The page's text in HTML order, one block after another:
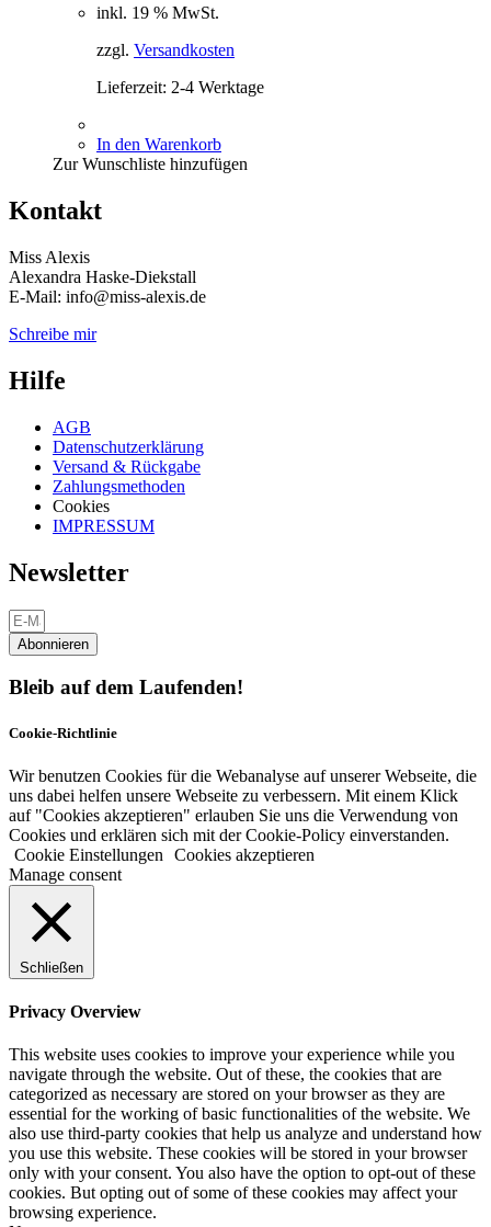
inkl. 19 % MwSt.
zzgl. Versandkosten
Lieferzeit: 2-4 Werktage
In den Warenkorb
Zur Wunschliste hinzufügen
Kontakt
Miss Alexis
Alexandra Haske-Diekstall
E-Mail: info@miss-alexis.de
Schreibe mir
Hilfe
AGB
Datenschutzerklärung
Versand & Rückgabe
Zahlungsmethoden
Cookies
IMPRESSUM
Newsletter
Abonnieren
Bleib auf dem Laufenden!
Cookie-Richtlinie
Wir benutzen Cookies für die Webanalyse auf unserer Webseite, die
uns dabei helfen unsere Webseite zu verbessern. Mit einem Klick
auf "Cookies akzeptieren" erlauben Sie uns die Verwendung von
Cookies und erklären sich mit der Cookie-Policy einverstanden.
Cookie Einstellungen
Cookies akzeptieren
Manage consent
Schließen
Privacy Overview
This website uses cookies to improve your experience while you
navigate through the website. Out of these, the cookies that are
categorized as necessary are stored on your browser as they are
essential for the working of basic functionalities of the website. We
also use third-party cookies that help us analyze and understand how
you use this website. These cookies will be stored in your browser
only with your consent. You also have the option to opt-out of these
cookies. But opting out of some of these cookies may affect your
browsing experience.